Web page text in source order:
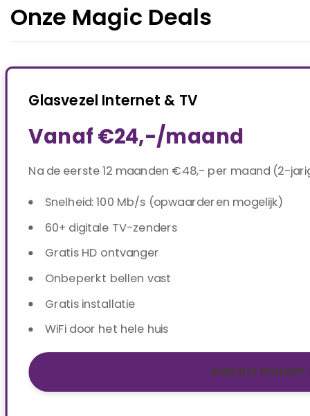
Onze Magic Deals
Glasvezel Internet & TV
Vanaf €24,-/maand
Na de eerste 12 maanden €48,- per maand (2-
Snelheid: 100 Mb/s (opwaarderen mogelijk)
60+ digitale TV-zenders
Gratis HD ontvanger
Onbeperkt bellen vast
Gratis installatie
WiFi door het hele huis
KIES DIT PAKKET